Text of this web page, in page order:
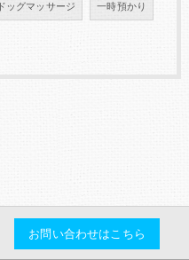
ドッグマッサージ 一時預かり
お問い合わせはこちら